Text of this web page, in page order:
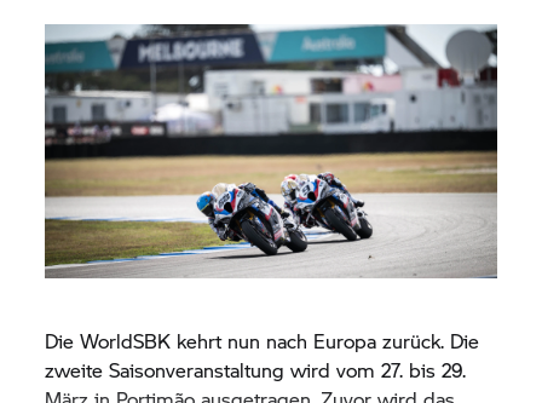
Die WorldSBK kehrt nun nach Europa zurück. Die
zweite Saisonveranstaltung wird vom 27. bis 29.